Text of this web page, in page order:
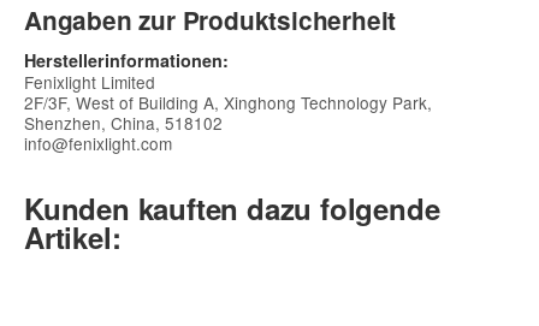
Angaben zur Produktsicherheit
Herstellerinformationen:
Fenixlight Limited
2F/3F, West of Building A, Xinghong Technology Park,
Shenzhen, China, 518102
info@fenixlight.com
Kunden kauften dazu folgende
Artikel: